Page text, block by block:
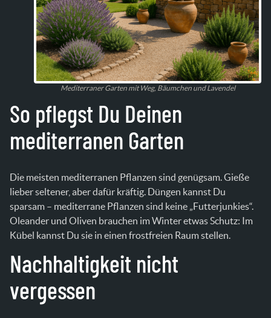
Mediterraner Garten mit Weg, Bäumchen und Lavendel
So pflegst Du Deinen
mediterranen Garten
Die meisten mediterranen Pflanzen sind genügsam. Gieße
lieber seltener, aber dafür kräftig. Düngen kannst Du
sparsam – mediterrane Pflanzen sind keine „Futterjunkies“.
Oleander und Oliven brauchen im Winter etwas Schutz: Im
Kübel kannst Du sie in einen frostfreien Raum stellen.
Nachhaltigkeit nicht
vergessen